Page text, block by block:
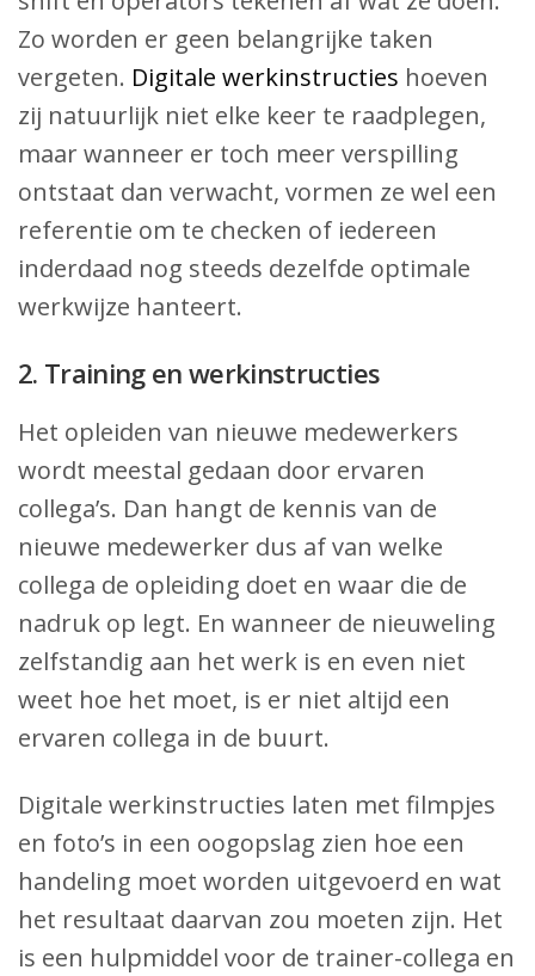
Zo worden er geen belangrijke taken
vergeten. Digitale werkinstructies hoeven
zij natuurlijk niet elke keer te raadplegen,
maar wanneer er toch meer verspilling
ontstaat dan verwacht, vormen ze wel een
referentie om te checken of iedereen
inderdaad nog steeds dezelfde optimale
werkwijze hanteert.
2. Training en werkinstructies
Het opleiden van nieuwe medewerkers
wordt meestal gedaan door ervaren
collega’s. Dan hangt de kennis van de
nieuwe medewerker dus af van welke
collega de opleiding doet en waar die de
nadruk op legt. En wanneer de nieuweling
zelfstandig aan het werk is en even niet
weet hoe het moet, is er niet altijd een
ervaren collega in de buurt.
Digitale werkinstructies laten met filmpjes
en foto’s in een oogopslag zien hoe een
handeling moet worden uitgevoerd en wat
het resultaat daarvan zou moeten zijn. Het
is een hulpmiddel voor de trainer-collega en